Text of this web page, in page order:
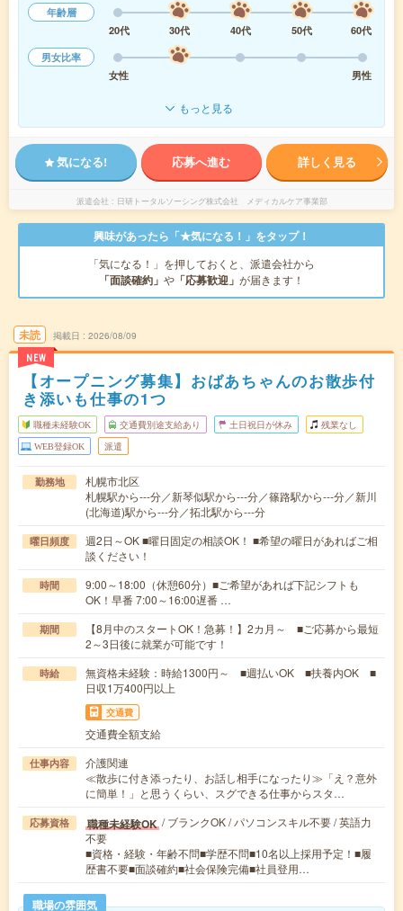
年齢層
20代
30代 40代 50代
60代
男女比率
女性
男性
もっと見る
気になる! 応募へ進む 詳しく見る
派遣会社 日研トータルソーシング株式会社 メディカルケア事業部
興味があったら「★気になる！」をタップ！
「気になる！」を押しておくと、派遣会社から
「面談確約」 や 「応募歓迎」 が届きます！
未読
NEW
掲載日 2026/08/09
【オープニング募集】おばあちゃんのお散歩付
き添いも仕事の1つ
職種未経験OK 交通費別途支給あり 土日祝日が休み 残業なし
WEB登録OK 派遣
勤務地
札幌市北区
札幌駅から---分／新琴似駅から---分／篠路駅から---分／新川
(北海道)駅から---分／拓北駅から---分
曜日頻度
週2日～OK ■曜日固定の相談OK！ ■希望の曜日があればご相
談ください！
時間
9:00～18:00（休憩60分）■ご希望があれば下記シフトも
OK！早番 7:00～16:00遅番 …
期間
【8月中のスタートOK！急募！】2カ月～ ■ご応募から最短
2～3日後に就業が可能です！
時給
無資格未経験：時給1300円～ ■週払いOK ■扶養内OK ■
日収1万400円以上
交通費
交通費全額支給
仕事内容
介護関連
≪散歩に付き添ったり、お話し相手になったり≫「え？意外
に簡単！」と思うくらい、スグできる仕事からスタ…
応募資格 職種未経験OK / ブランクOK / パソコンスキル不要 / 英語力
不要
■資格・経験・年齢不問■学歴不問■10名以上採用予定！■履
歴書不要■面談確約■社会保険完備■社員登用…
職場の雰囲気